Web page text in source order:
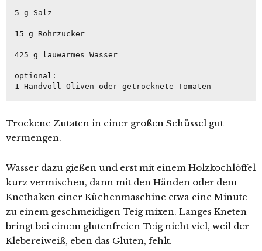
5 g Salz
15 g Rohrzucker
425 g lauwarmes Wasser
optional:
1 Handvoll Oliven oder getrocknete Tomaten
Trockene Zutaten in einer großen Schüssel gut
vermengen.
Wasser dazu gießen und erst mit einem Holzkochlöffel
kurz vermischen, dann mit den Händen oder dem
Knethaken einer Küchenmaschine etwa eine Minute
zu einem geschmeidigen Teig mixen. Langes Kneten
bringt bei einem glutenfreien Teig nicht viel, weil der
Klebereiweiß, eben das Gluten, fehlt.